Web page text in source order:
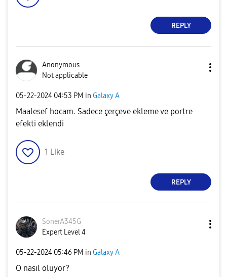
REPLY
Anonymous
Not applicable
‎05-22-2024 04:53 PM in Galaxy A
Maalesef hocam. Sadece çerçeve ekleme ve portre
efekti eklendi
1 Like
REPLY
SonerA345G
Expert Level 4
‎05-22-2024 05:46 PM in Galaxy A
O nasıl oluyor?